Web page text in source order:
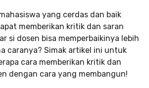
yang cerdas dan baik
memberikan kritik dan saran
si dosen bisa memperbaikinya lebih
caranya? Simak artikel ini untuk
cara memberikan kritik dan
dengan cara yang membangun!